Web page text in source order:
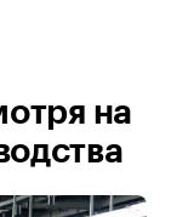
на